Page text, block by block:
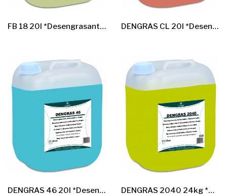
FB 18 20l *Desengrasante Superficies Duras* DENGRAS CL 20l *Desengrasante Antiestatico*
DENGRAS 46 20l *Desengrasante Antiest.Super* DENGRAS 2040 24kg *Desengrasante Antiest.Concentr*